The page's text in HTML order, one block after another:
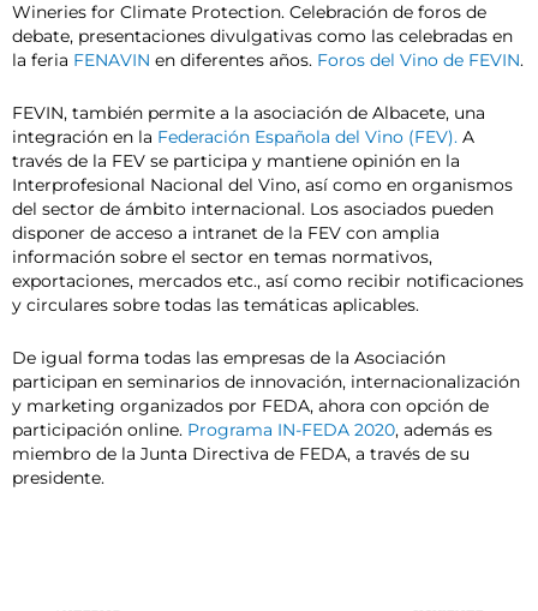
Wineries for Climate Protection. Celebración de foros de
debate, presentaciones divulgativas como las celebradas en
la feria FENAVIN en diferentes años. Foros del Vino de FEVIN.
FEVIN, también permite a la asociación de Albacete, una
integración en la Federación Española del Vino (FEV). A
través de la FEV se participa y mantiene opinión en la
Interprofesional Nacional del Vino, así como en organismos
del sector de ámbito internacional. Los asociados pueden
disponer de acceso a intranet de la FEV con amplia
información sobre el sector en temas normativos,
exportaciones, mercados etc., así como recibir notificaciones
y circulares sobre todas las temáticas aplicables.
De igual forma todas las empresas de la Asociación
participan en seminarios de innovación, internacionalización
y marketing organizados por FEDA, ahora con opción de
participación online. Programa IN-FEDA 2020, además es
miembro de la Junta Directiva de FEDA, a través de su
presidente.